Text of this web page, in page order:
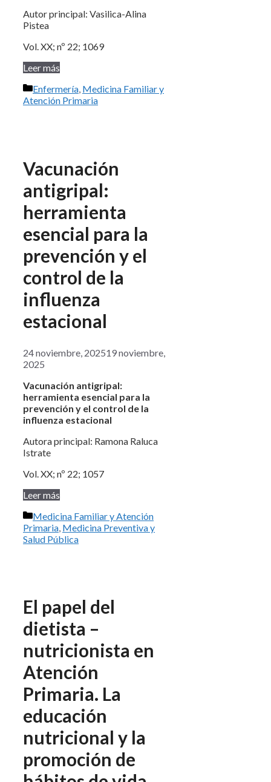
Autor principal: Vasilica-Alina
Pistea
Vol. XX; nº 22; 1069
Leer más
Categorías
Enfermería, Medicina Familiar y
Atención Primaria
Vacunación
antigripal:
herramienta
esencial para la
prevención y el
control de la
influenza
estacional
24 noviembre, 202519 noviembre,
2025
Vacunación antigripal:
herramienta esencial para la
prevención y el control de la
influenza estacional
Autora principal: Ramona Raluca
Istrate
Vol. XX; nº 22; 1057
Leer más
Categorías
Medicina Familiar y Atención
Primaria Medicina Preventiva y
Salud Pública
El papel del
dietista –
nutricionista en
Atención
Primaria. La
educación
nutricional y la
promoción de